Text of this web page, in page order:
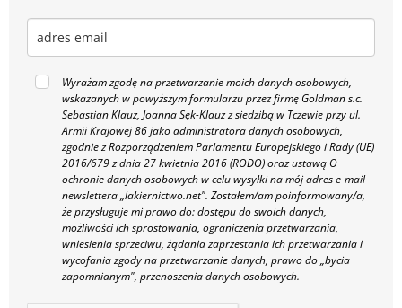
Wyrażam zgodę na przetwarzanie moich danych osobowych,
wskazanych w powyższym formularzu przez firmę Goldman s.c.
Sebastian Klauz, Joanna Sęk-Klauz z siedzibą w Tczewie przy ul.
Armii Krajowej 86 jako administratora danych osobowych,
zgodnie z Rozporządzeniem Parlamentu Europejskiego i Rady (UE)
2016/679 z dnia 27 kwietnia 2016 (RODO) oraz ustawą O
ochronie danych osobowych w celu wysyłki na mój adres e-mail
newslettera „lakiernictwo.net". Zostałem/am poinformowany/a,
że przysługuje mi prawo do: dostępu do swoich danych,
możliwości ich sprostowania, ograniczenia przetwarzania,
wniesienia sprzeciwu, żądania zaprzestania ich przetwarzania i
wycofania zgody na przetwarzanie danych, prawo do „bycia
zapomnianym", przenoszenia danych osobowych.